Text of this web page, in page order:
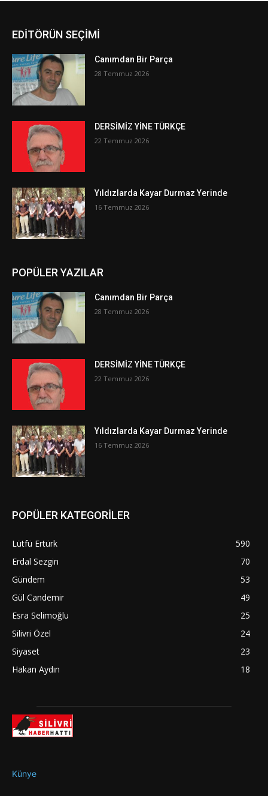
EDİTÖRÜN SEÇİMİ
Canımdan Bir Parça
28 Temmuz 2026
DERSİMİZ YİNE TÜRKÇE
22 Temmuz 2026
Yıldızlarda Kayar Durmaz Yerinde
16 Temmuz 2026
POPÜLER YAZILAR
Canımdan Bir Parça
28 Temmuz 2026
DERSİMİZ YİNE TÜRKÇE
22 Temmuz 2026
Yıldızlarda Kayar Durmaz Yerinde
16 Temmuz 2026
POPÜLER KATEGORİLER
Lütfü Ertürk
590
Erdal Sezgin
70
Gündem
53
Gül Candemir
49
Esra Selimoğlu
25
Silivri Özel
24
Siyaset
23
Hakan Aydın
18
Künye